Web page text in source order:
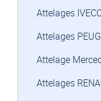
Attelages
Attelages
Attelage
Attelages